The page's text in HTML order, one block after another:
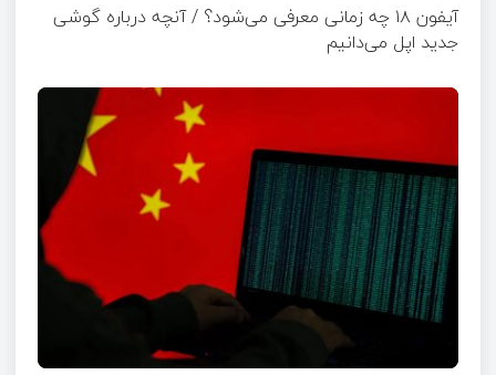
آیفون ۱۸ چه زمانی معرفی می‌شود؟ / آنچه درباره گوشی
جدید اپل می‌دانیم